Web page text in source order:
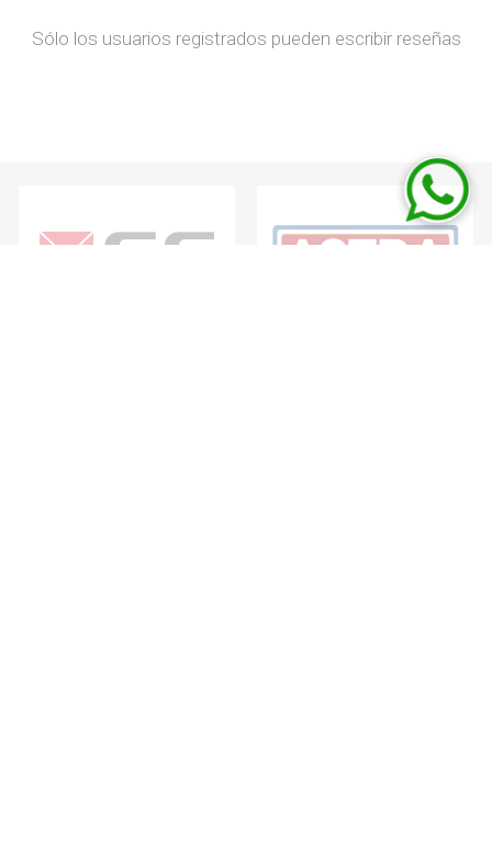
Sólo los usuarios registrados pueden escribir reseñas